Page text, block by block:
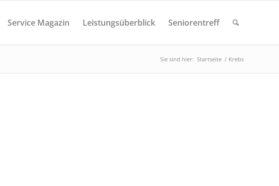
Service Magazin Leistungsüberblick Seniorentreff
Sie sind hier: Startseite / Krebs